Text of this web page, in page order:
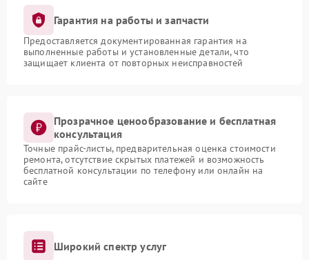
Гарантия на работы и запчасти
Предоставляется документированная гарантия на
выполненные работы и установленные детали, что
защищает клиента от повторных неисправностей
Прозрачное ценообразование и бесплатная
консультация
Точные прайс-листы, предварительная оценка стоимости
ремонта, отсутствие скрытых платежей и возможность
бесплатной консультации по телефону или онлайн на
сайте
Широкий спектр услуг